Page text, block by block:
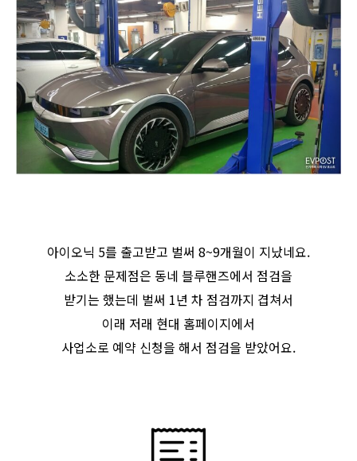
아이오닉 5를 출고받고 벌써 8~9개월이 지났네요.
소소한 문제점은 동네 블루핸즈에서 점검을
받기는 했는데 벌써 1년 차 점검까지 겹쳐서
이래 저래 현대 홈페이지에서
사업소로 예약 신청을 해서 점검을 받았어요.